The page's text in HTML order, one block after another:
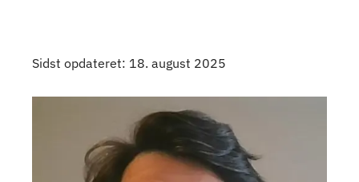
Sidst opdateret: 18. august 2025
Kontaktpersoner